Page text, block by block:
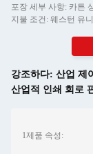
포장 세부 사항: 카튼
지불 조건: 웨스턴 유
강조하다: 산업 제
산업적 인쇄 회로
1제품 속성: